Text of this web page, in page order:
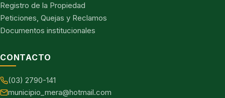
Registro de la Propiedad
Peticiones, Quejas y Reclamos
Documentos institucionales
CONTACTO
(03) 2790-141
municipio_mera@hotmail.com